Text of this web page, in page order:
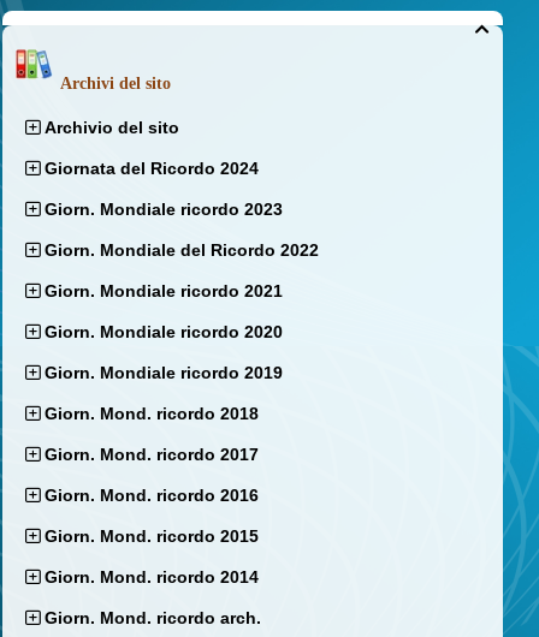

Archivi del sito
Archivio del sito
Giornata del Ricordo 2024
Giorn. Mondiale ricordo 2023
Giorn. Mondiale del Ricordo 2022
Giorn. Mondiale ricordo 2021
Giorn. Mondiale ricordo 2020
Giorn. Mondiale ricordo 2019
Giorn. Mond. ricordo 2018
Giorn. Mond. ricordo 2017
Giorn. Mond. ricordo 2016
Giorn. Mond. ricordo 2015
Giorn. Mond. ricordo 2014
Giorn. Mond. ricordo arch.